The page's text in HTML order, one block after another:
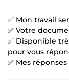
✅ Mon travail
✅ Votre
✅ Disponible
pour vous
✅ Mes